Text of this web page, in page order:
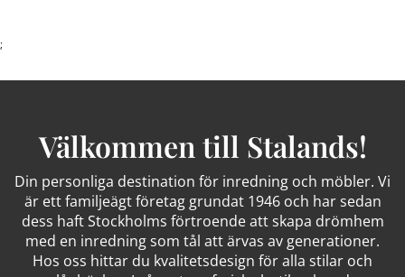
;
Välkommen till Stalands!
Din personliga destination för inredning och möbler. Vi
är ett familjeägt företag grundat 1946 och har sedan
dess haft Stockholms förtroende att skapa drömhem
med en inredning som tål att ärvas av generationer.
Hos oss hittar du kvalitetsdesign för alla stilar och